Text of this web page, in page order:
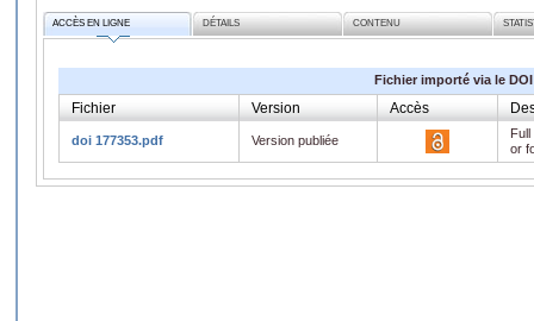
ACCÈS EN LIGNE DÉTAILS CONTENU
Fichier importé via le DOI
Fichier Version Accès
doi 177353.pdf Version publiée
or